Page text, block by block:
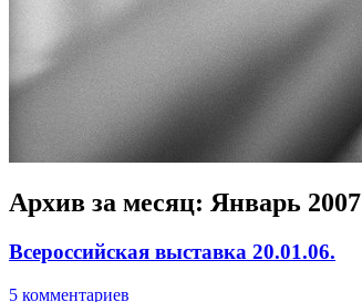
Архив за месяц: Январь 2007
Всероссийская выставка 20.01.06.
5 комментариев